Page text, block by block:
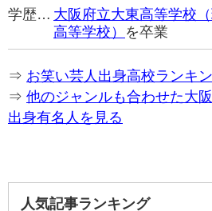
学歴… 大阪府立大東高等学校
高等学校） を卒業
⇒ お笑い芸人出身高校ランキ
⇒ 他のジャンルも合わせた大
出身有名人を見る
人気記事ランキング